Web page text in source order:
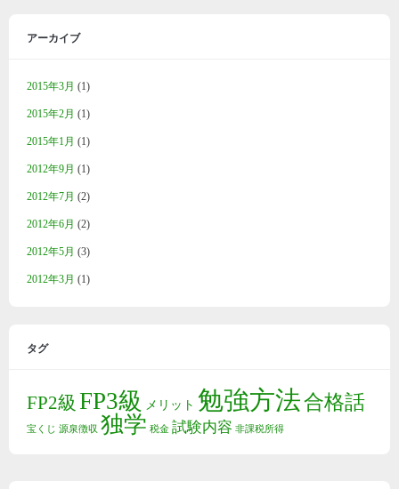
アーカイブ
2015年3月 (1)
2015年2月 (1)
2015年1月 (1)
2012年9月 (1)
2012年7月 (2)
2012年6月 (2)
2012年5月 (3)
2012年3月 (1)
タグ
FP2級 FP3級 メリット 勉強方法合格話
宝くじ 源泉徴収 独学 税金 試験内容 非課税所得